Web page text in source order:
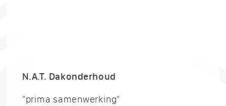
N.A.T. Dakonderhoud
"prima samenwerking"